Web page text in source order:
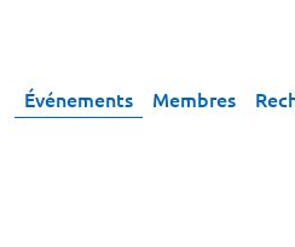
Événements Membres